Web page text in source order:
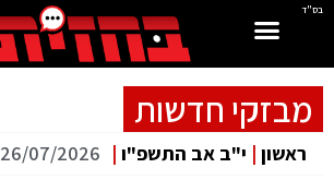
בס"ד
מבזקי חדשות
ראשון | י"ב אב התשפ"ו |
26/07/2026